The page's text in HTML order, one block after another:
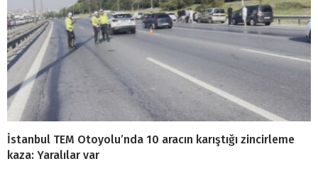
İstanbul TEM Otoyolu’nda 10 aracın karıştığı zincirleme
kaza: Yaralılar var